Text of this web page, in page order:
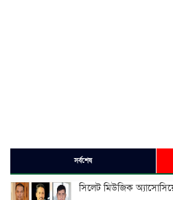
সর্বশেষ
সিলেট মিউজিক